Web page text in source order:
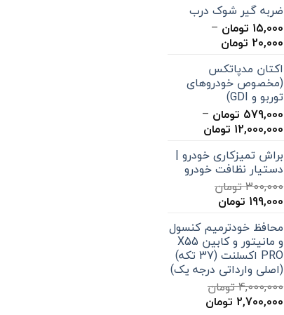
ضربه گیر شوک درب
15,000 تومان –
20,000 تومان
تا
اکتان مدپاتکس
(مخصوص خودروهای
توربو و GDI)
579,000 تومان –
12,000,000 تومان
تا
براش تمیزکاری خودرو |
دستیار نظافت خودرو
300,000تومان
قیمت
300,000 تومان
بود.
199,000 تومان
199,000 تومان
است.
محافظ خودترمیم کنسول
و مانیتور و کابین X55
PRO اکسلنت (37 تکه)
(اصلی وارداتی درجه یک)
4,000,000تومان
قیمت
2,700,000 تومان